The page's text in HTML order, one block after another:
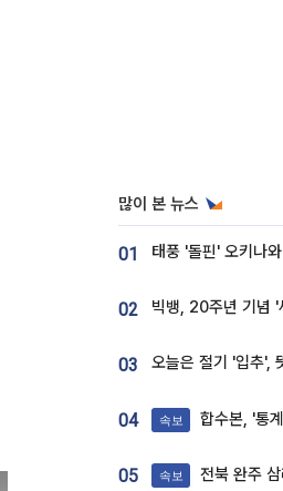
많이 본 뉴스
01
02
03 오늘은 절기 '입추',
04 속보 합수본, '통계 조작' 서
05 속보 전북 완주